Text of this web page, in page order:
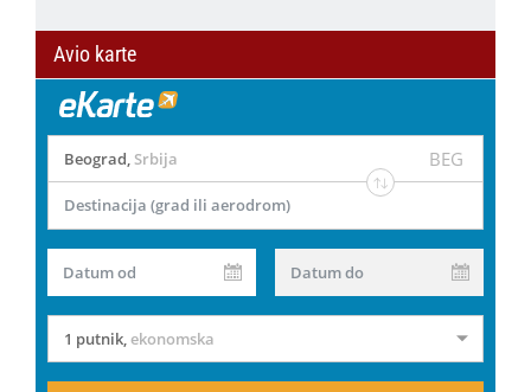
Avio karte
Beograd, Srbija BEG
Destinacija (grad ili aerodrom)
Datum od Datum do
1 putnik,ekonomska